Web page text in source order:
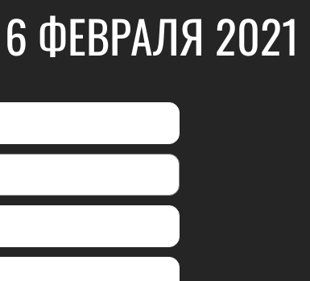
ФЕВРАЛЯ 2021